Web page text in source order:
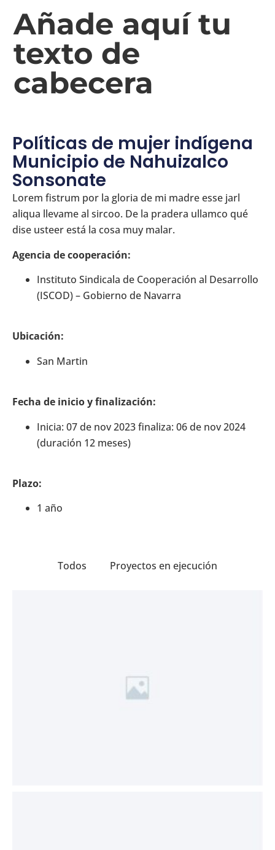
Añade aquí tu
texto de
cabecera
Políticas de mujer indígena
Municipio de Nahuizalco
Sonsonate
Lorem fistrum por la gloria de mi madre esse jarl
aliqua llevame al sircoo. De la pradera ullamco qué
dise usteer está la cosa muy malar.
Agencia de cooperación:
Instituto Sindicala de Cooperación al Desarrollo
(ISCOD) – Gobierno de Navarra
Ubicación:
San Martin
Fecha de inicio y finalización:
Inicia: 07 de nov 2023 finaliza: 06 de nov 2024
(duración 12 meses)
Plazo:
1 año
Todos Proyectos en ejecución